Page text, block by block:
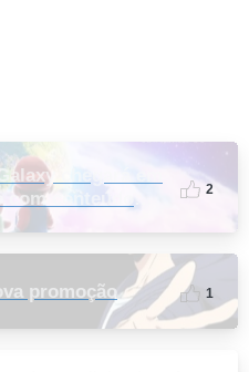
chegará em
conteúdo
2
promoção 1